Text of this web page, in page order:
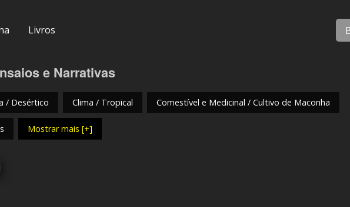
Livros
e Narrativas
/ Desértico Clima / Tropical Comestível e Medicinal / Cultivo de Maconha
Mostrar mais [+]